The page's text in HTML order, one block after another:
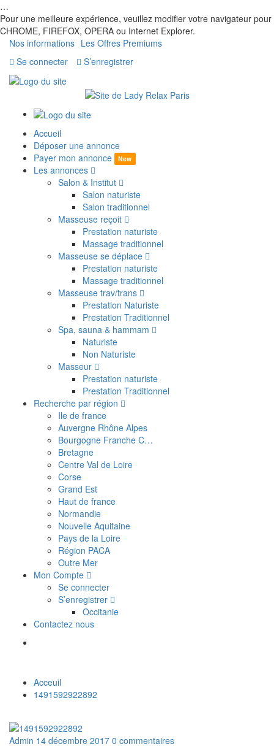
…
Pour une meilleure expérience, veuillez modifier votre navigateur pour
CHROME, FIREFOX, OPERA ou Internet Explorer.
Nos informations Les Offres Premiums
Se connecter
S’enregistrer
Accueil
Déposer une annonce
Payer mon annonce
New
Les annonces
Salon & Institut
Salon naturiste
Salon traditionnel
Masseuse reçoit
Prestation naturiste
Massage traditionnel
Masseuse se déplace
Prestation naturiste
Massage traditionnel
Masseuse trav/trans
Prestation Naturiste
Prestation Traditionnel
Spa, sauna & hammam
Naturiste
Non Naturiste
Masseur
Prestation naturiste
Prestation Traditionnel
Recherche par région
Ile de france
Auvergne Rhône Alpes
Bourgogne Franche C…
Bretagne
Centre Val de Loire
Corse
Grand Est
Haut de france
Normandie
Nouvelle Aquitaine
Pays de la Loire
Région PACA
Outre Mer
Mon Compte
Se connecter
S’enregistrer
Occitanie
Contactez nous
Acceuil
1491592922892
Admin 14 décembre 2017 0 commentaires